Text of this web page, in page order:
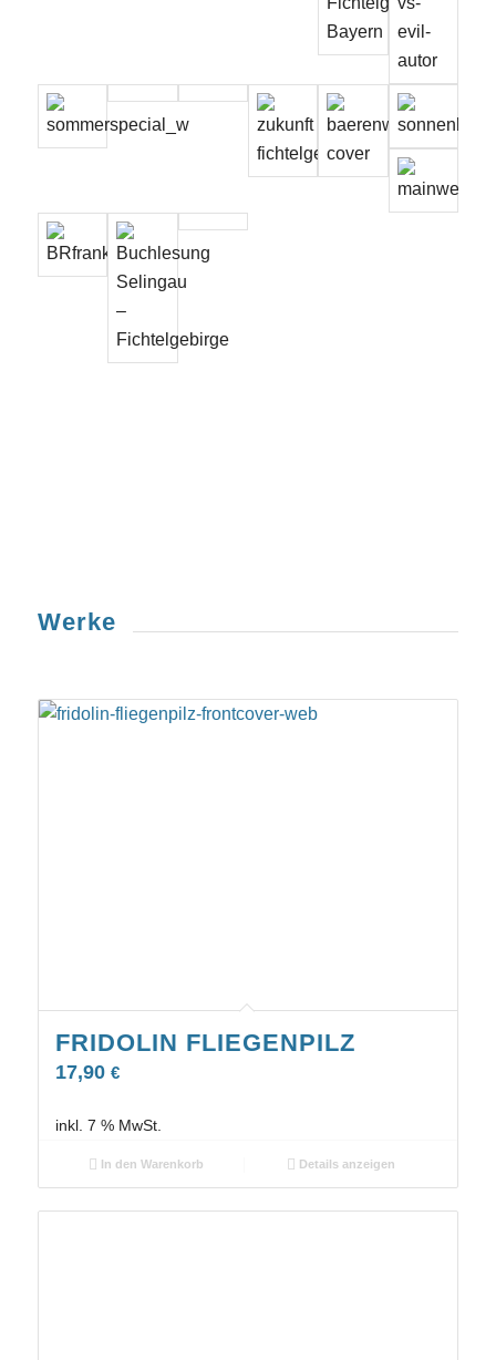
Werke
FRIDOLIN FLIEGENPILZ
17,90 €
inkl. 7 % MwSt.
In den Warenkorb Details anzeigen